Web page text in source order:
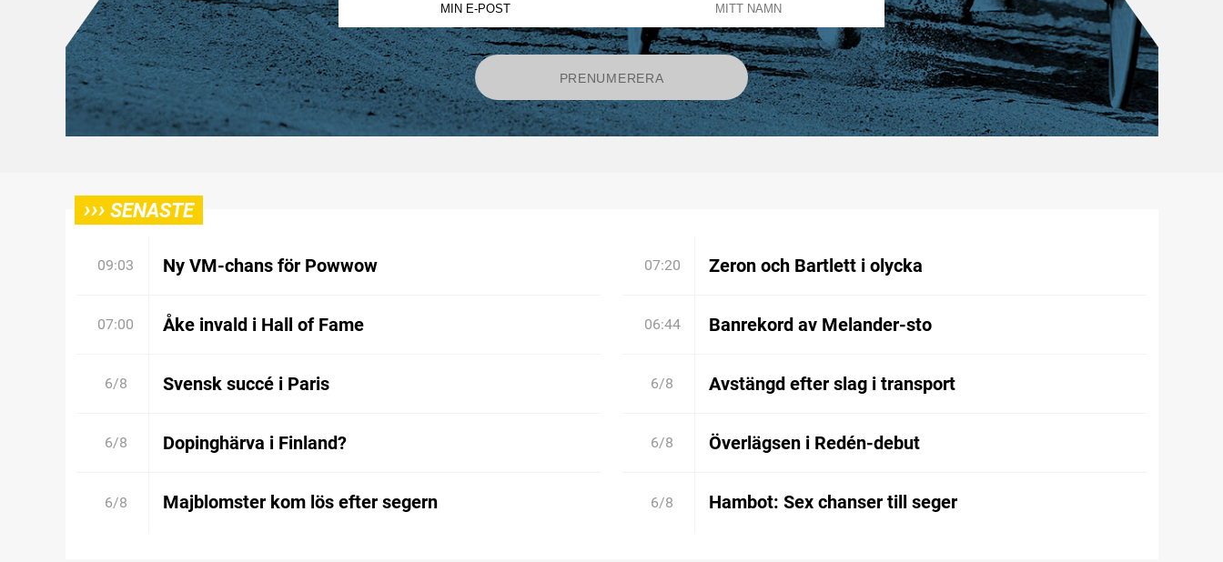
››› SENASTE
09:03 Ny VM-chans för Powwow 07:20 Zeron och Bartlett i olycka
07:00 Åke invald i Hall of Fame 06:44 Banrekord av Melander-sto
6/8 Svensk succé i Paris 6/8 Avstängd efter slag i transport
6/8 Dopinghärva i Finland? 6/8 Överlägsen i Redén-debut
6/8 Majblomster kom lös efter segern 6/8 Hambot: Sex chanser till seger